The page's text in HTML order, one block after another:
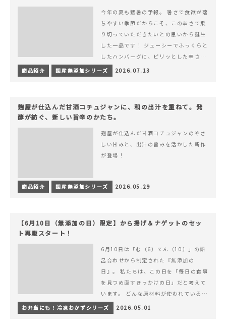
今年の夏も猛暑の予報。 暑さで食欲が落
ちやすい季節だからこそ、この辛さで乗
り切っていただきたいとの思いから誕生
した一品です！ ジューシーでふっくらと
したハンバーグに、ピリッとした辛さと
コク深い旨みが楽しめる特製チリソース
&hellip; 続きを読む ピリッと刺激のあ
商品紹介 国産無添加シリーズ 2026.07.13
麹屋が仕込んだ甘酒コチュジャンに、和の出汁を重ねて。発
酵が紡ぐ、新しい旨辛のかたち。
麹屋が仕込んだ甘酒コチュジャンのやさ
しい甘みと、出汁の旨みを活かした新作
が登場！
商品紹介 国産無添加シリーズ 2026.05.29
【6月10日（無添加の日）限定】から揚げ＆ナゲットのセッ
ト再販スタート！
6月10日は「む（6）てん（10）」の語
呂合わせから制定された『無添加の
日』。 私たちは、この日を「毎日の食事
を見つめ直すきっかけの日」だと考えて
います。 どんな原材料が使われているの
か。 どのようにつくられているのか。&
hellip; 続きを読む 【6月10日（無添加
お弁当にも！冷凍おかずシリーズ 2026.05.01